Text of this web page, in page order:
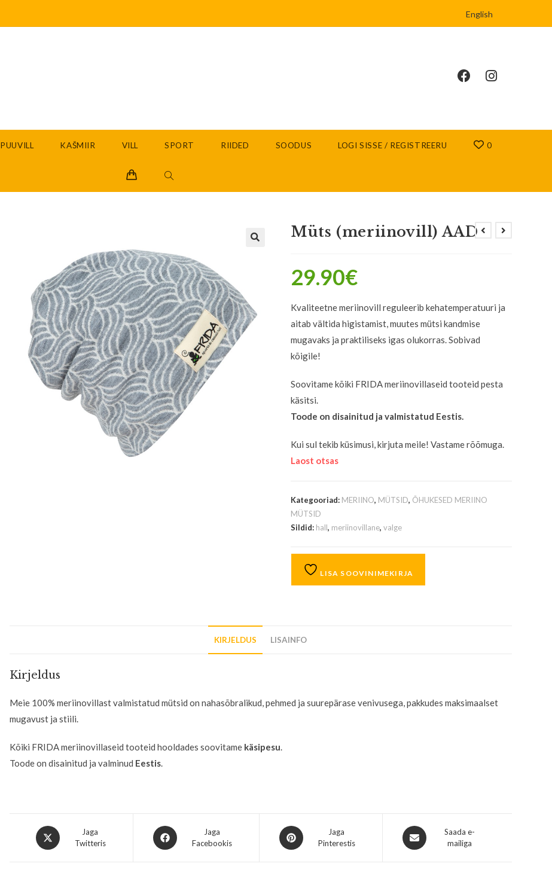
English
PUUVILL KAŠMIIR VILL SPORT RIIDED SOODUS LOGI SISSE / REGISTREERU 0
Müts (meriinovill) AAD
29.90€
Kvaliteetne meriinovill reguleerib kehatemperatuuri ja
aitab vältida higistamist, muutes mütsi kandmise
mugavaks ja praktiliseks igas olukorras. Sobivad
kõigile!
Soovitame kõiki FRIDA meriinovillaseid tooteid pesta
käsitsi.
Toode on disainitud ja valmistatud Eestis.
Kui sul tekib küsimusi, kirjuta meile! Vastame rõõmuga.
Laost otsas
Kategooriad: MERIINO, MÜTSID, ÕHUKESED MERIINO
MÜTSID
Sildid: hall, meriinovillane,valge
LISA SOOVINIMEKIRJA
KIRJELDUS LISAINFO
Kirjeldus
Meie 100% meriinovillast valmistatud mütsid on nahasõbralikud, pehmed ja suurepärase venivusega, pakkudes maksimaalset
mugavust ja stiili.
Kõiki FRIDA meriinovillaseid tooteid hooldades soovitame käsipesu
Toode on disainitud ja valminud Eestis.
Jaga
Twitteris
Jaga
Facebookis
Jaga
Pinterestis
Saada e-
mailiga